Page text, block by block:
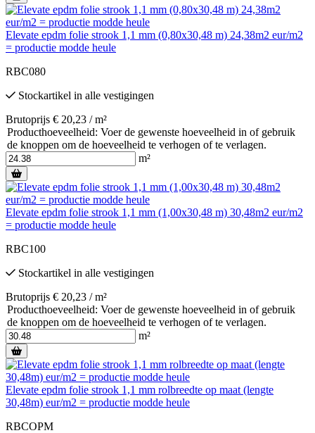
Elevate epdm folie strook 1,1 mm (0,80x30,48 m) 24,38m2 eur/m2
= productie modde heule
RBC080
Stockartikel in alle vestigingen
Brutoprijs € 20,23 / m²
Producthoeveelheid: Voer de gewenste hoeveelheid in of gebruik
de knoppen om de hoeveelheid te verhogen of te verlagen.
m²
Elevate epdm folie strook 1,1 mm (1,00x30,48 m) 30,48m2 eur/m2
= productie modde heule
RBC100
Stockartikel in alle vestigingen
Brutoprijs € 20,23 / m²
Producthoeveelheid: Voer de gewenste hoeveelheid in of gebruik
de knoppen om de hoeveelheid te verhogen of te verlagen.
m²
Elevate epdm folie strook 1,1 mm rolbreedte op maat (lengte
30,48m) eur/m2 = productie modde heule
RBCOPM